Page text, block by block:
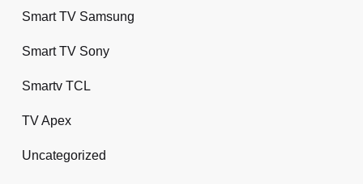
Smart TV Samsung
Smart TV Sony
Smartv TCL
TV Apex
Uncategorized